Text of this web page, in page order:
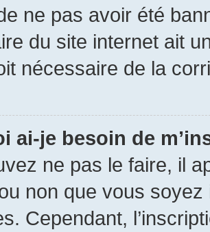
ne pas avoir été
du site internet ait
nécessaire de la
ai-je besoin de
ne pas le faire, il
non que vous
Cependant,